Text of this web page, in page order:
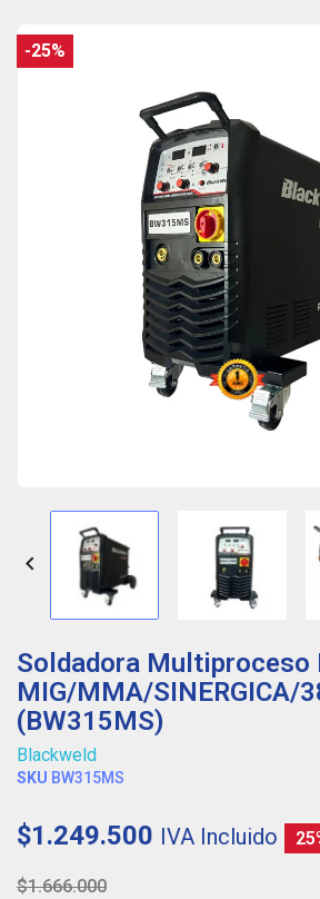
-25%

Soldadora Multiproceso
MIG/MMA/SINERGICA/
(BW315MS)
Blackweld
SKU BW315MS
$1.249.500 IVA Incluido
$1.666.000